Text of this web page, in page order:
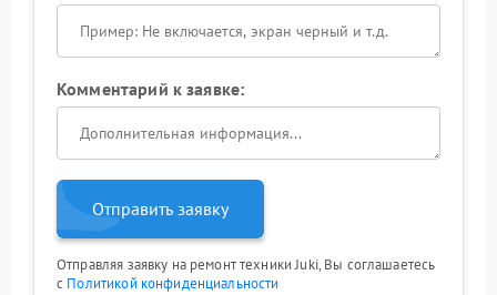
Комментарий к заявке:
Отправить заявку
Отправляя заявку на ремонт техники Juki, Вы соглашаетесь
с Политикой конфиденциальности